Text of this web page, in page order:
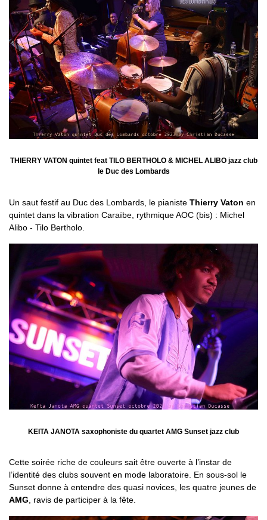
THIERRY VATON quintet feat TILO BERTHOLO & MICHEL ALIBO jazz club
le Duc des Lombards
Un saut festif au Duc des Lombards, le pianiste Thierry Vaton en
quintet dans la vibration Caraïbe, rythmique AOC (bis) : Michel
Alibo - Tilo Bertholo.
KEITA JANOTA saxophoniste du quartet AMG Sunset jazz club
Cette soirée riche de couleurs sait être ouverte à l’instar de
l’identité des clubs souvent en mode laboratoire. En sous-sol le
Sunset donne à entendre des quasi novices, les quatre jeunes de
AMG , ravis de participer à la fête.